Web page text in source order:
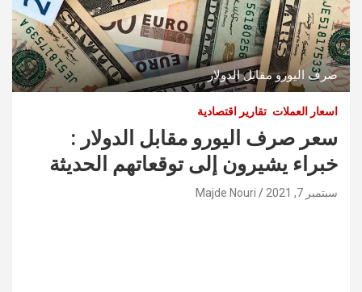
صرف اليورو مقابل الدولار
اسعار العملات تقارير اقتصادية
سعر صرف اليورو مقابل الدولار :
خبراء يشيرون إلى توقعاتهم الحديثة
سبتمبر 7, 2021 Majde Nouri